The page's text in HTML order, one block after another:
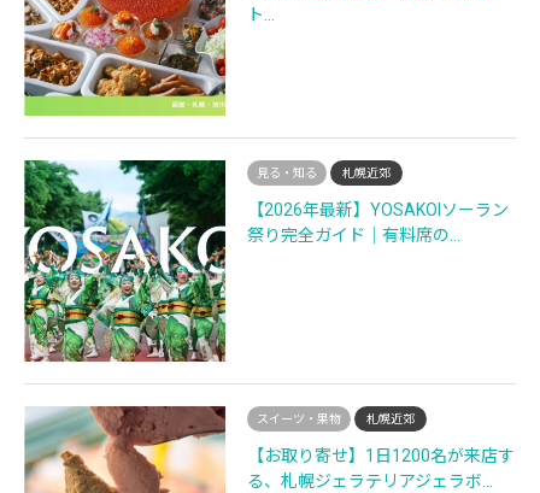
ト…
見る・知る 札幌近郊
【2026年最新】YOSAKOIソーラン
祭り完全ガイド｜有料席の…
スイーツ・果物 札幌近郊
【お取り寄せ】1日1200名が来店す
る、札幌ジェラテリアジェラボ…